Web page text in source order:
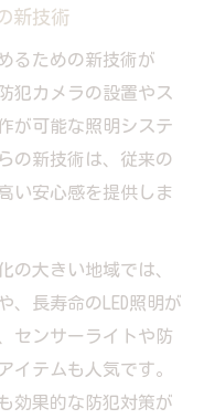
新技術
るための新技術が
犯カメラの設置やス
が可能な照明システ
の新技術は、従来の
い安心感を提供しま
の大きい地域では、
、長寿命のLED照明が
センサーライトや防
イテムも人気です。
効果的な防犯対策が